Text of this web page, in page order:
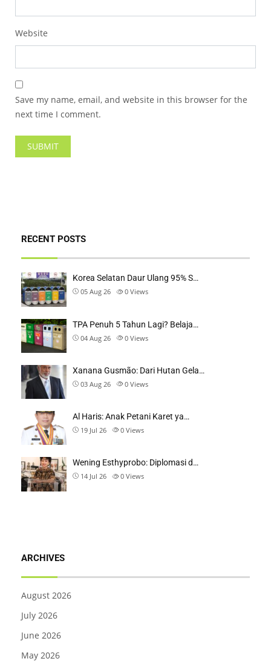
Website
Save my name, email, and website in this browser for the
next time I comment.
RECENT POSTS
Korea Selatan Daur Ulang 95% S…
05 Aug 26 0 Views
TPA Penuh 5 Tahun Lagi? Belaja…
04 Aug 26 0 Views
Xanana Gusmão: Dari Hutan Gela…
03 Aug 26 0 Views
Al Haris: Anak Petani Karet ya…
19 Jul 26 0 Views
Wening Esthyprobo: Diplomasi d…
14 Jul 26 0 Views
ARCHIVES
August 2026
July 2026
June 2026
May 2026